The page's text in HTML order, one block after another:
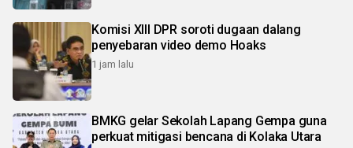
Komisi XIII DPR soroti dugaan dalang
penyebaran video demo Hoaks
1 jam lalu
BMKG gelar Sekolah Lapang Gempa guna
perkuat mitigasi bencana di Kolaka Utara